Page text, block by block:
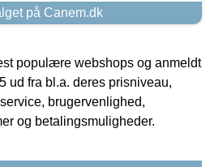
på Canem.dk
populære webshops og anmeldt
ud fra bl.a. deres prisniveau,
brugervenlighed,
og betalingsmuligheder.